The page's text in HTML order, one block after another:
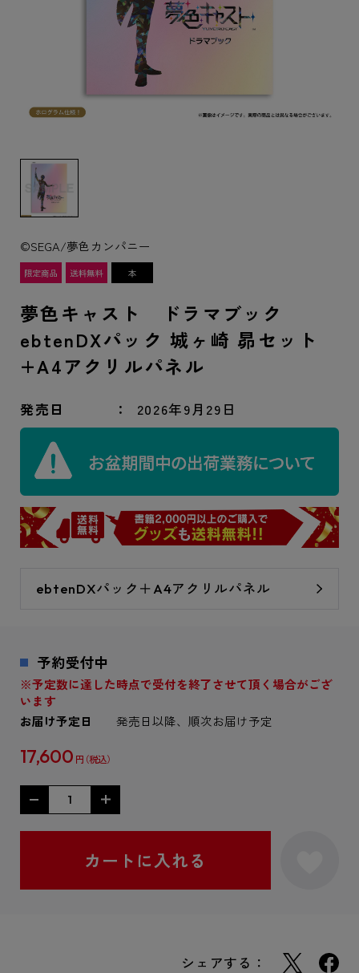
©SEGA/夢色カンパニー
夢色キャスト ドラマブック
ebtenDXパック 城ヶ崎 昴セット
+A4アクリルパネル
発売日 2026年9月29日
ebtenDXパック＋A4アクリルパネル
予約受付中
※予定数に達した時点で受付を終了させて頂く場合がござ
います
お届け予定日
発売日以降、順次お届け予定
17,600 円
シェアする：